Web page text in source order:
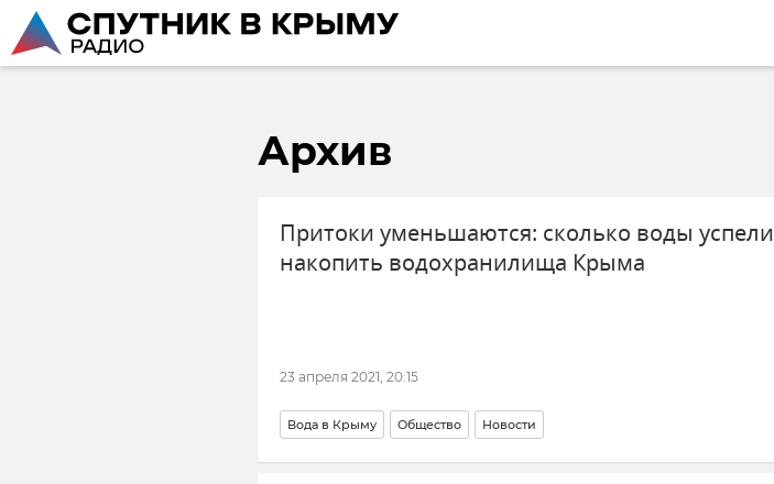
Архив
Притоки уменьшаются: сколько воды успели
накопить водохранилища Крыма
23 апреля 2021, 20:15
Вода в Крыму Общество Новости